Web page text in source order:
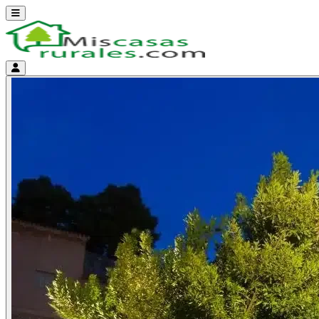
Abrir menú
Menú de cuenta